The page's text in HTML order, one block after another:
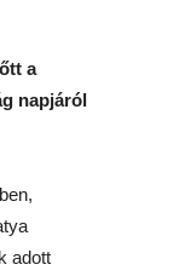
a
napjáról
adott